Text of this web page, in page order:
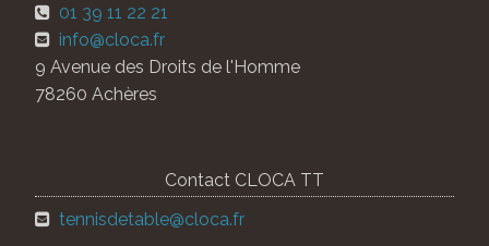
01 39 11 22 21
info@cloca.fr
9 Avenue des Droits de l'Homme
78260 Achères
Contact CLOCA TT
tennisdetable@cloca.fr